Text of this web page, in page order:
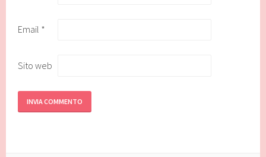
Email *
Sito web